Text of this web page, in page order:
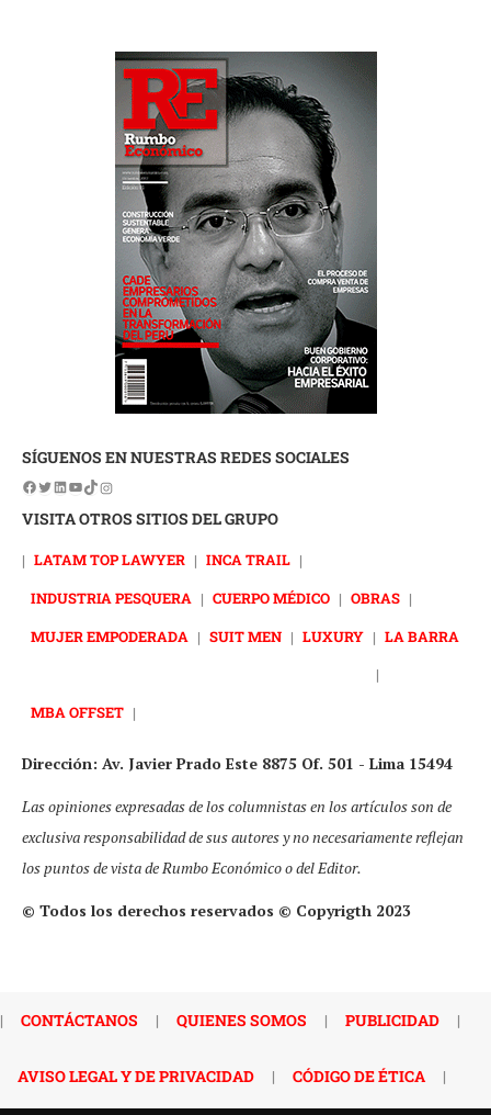
SÍGUENOS EN NUESTRAS REDES SOCIALES
VISITA OTROS SITIOS DEL GRUPO
| LATAM TOP LAWYER | INCA TRAIL |
INDUSTRIA PESQUERA | CUERPO MÉDICO | OBRAS |
MUJER EMPODERADA | SUIT MEN | LUXURY | LA BARRA
|
MBA OFFSET |
Dirección: Av. Javier Prado Este 8875 Of. 501 - Lima 15494
Las opiniones expresadas de los columnistas en los artículos son de
exclusiva responsabilidad de sus autores y no necesariamente reflejan
los puntos de vista de Rumbo Económico o del Editor.
© Todos los derechos reservados © Copyrigth 2023
| CONTÁCTANOS | QUIENES SOMOS | PUBLICIDAD |
AVISO LEGAL Y DE PRIVACIDAD | CÓDIGO DE ÉTICA |